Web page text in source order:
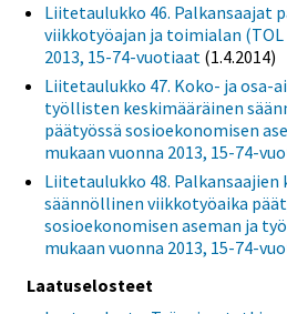
Liitetaulukko 46. Palkansaajat
viikkotyöajan ja toimialan (TOL
2013, 15-74-vuotiaat (1.4.2014)
Liitetaulukko 47. Koko- ja osa-
työllisten keskimääräinen
päätyössä sosioekonomisen
mukaan vuonna 2013, 15-74-
Liitetaulukko 48. Palkansaajien
säännöllinen viikkotyöaika
sosioekonomisen aseman ja
mukaan vuonna 2013, 15-74-
Laatuselosteet